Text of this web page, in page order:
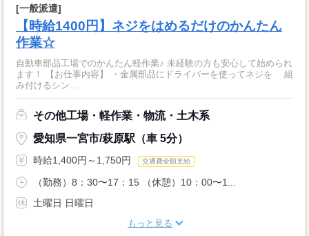
[一般派遣]
【時給1400円】ネジをはめるだけのかんたん
作業☆
自動車部品工場でのかんたん軽作業♪ 未経験の方も安心して始められ
ます！ 【お仕事内容】 ・金属部品にドライバーを使ってネジを 組
み付けるシン...
その他工場・軽作業・物流・土木系
愛知県一宮市/萩原駅（車 5分）
時給1,400円～1,750円 交通費全額支給
（勤務）8：30〜17：15 （休憩）10：00〜1...
土曜日 日曜日
もっと見る